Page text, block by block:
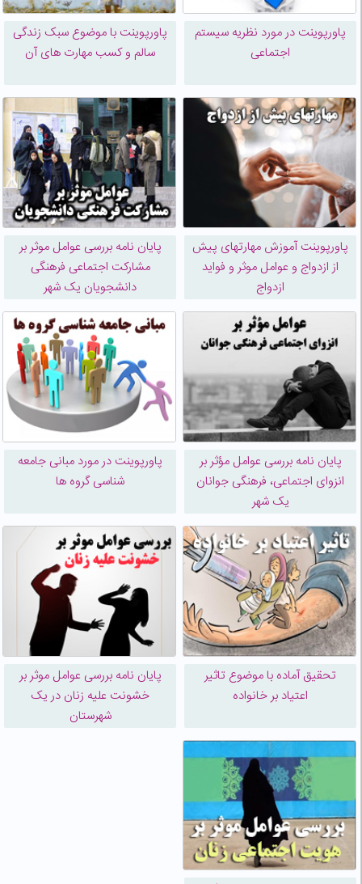
پاورپوینت در مورد نظریه سیستم
اجتماعی
پاورپوینت با موضوع سبک زندگی
سالم و کسب مهارت های آن
پاورپوینت آموزش مهارتهای پیش
از ازدواج و عوامل موثر و فواید
ازدواج
پایان نامه بررسی عوامل موثر بر
مشارکت اجتماعی فرهنگی
دانشجویان یک شهر
پایان نامه بررسی عوامل مؤثر بر
انزوای اجتماعی، فرهنگی جوانان
یک شهر
پاورپوینت در مورد مبانی جامعه
شناسی گروه ها
تحقیق آماده با موضوع تاثیر
اعتیاد بر خانواده
پایان نامه بررسی عوامل موثر بر
خشونت علیه زنان در یک
شهرستان